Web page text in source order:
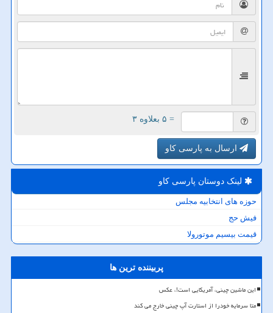
= ۵ بعلاوه ۳
ارسال به پارسی کاو
لینک دوستان پارسی كاو
حوزه های انتخابیه مجلس
فیش حج
قیمت بیسیم موتورولا
پربیننده ترین ها
این ماشین چینی، آمریکایی است!، عکس
متا سرمایه خودرا از استارت آپ چینی خارج می کند